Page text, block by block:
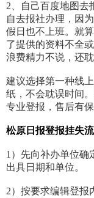
2、自己百度地图去
自去报社办理，因
假日也不上班。就
了提供的资料不全
浪费精力不说，还耽
建议选择第一种线
纸，不会耽误时间
专业登报，售后有
松原日报登报挂失流
1）先向补办单位确
出具日期和单位。
2）按要求编辑登报